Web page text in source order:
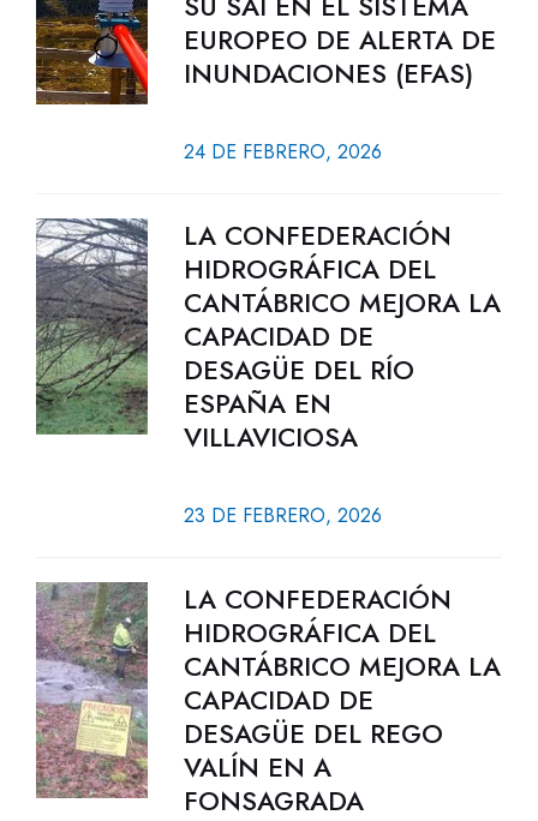
EUROPEO DE ALERTA DE
INUNDACIONES (EFAS)
24 DE FEBRERO, 2026
LA CONFEDERACIÓN
HIDROGRÁFICA DEL
CANTÁBRICO MEJORA LA
CAPACIDAD DE
DESAGÜE DEL RÍO
ESPAÑA EN
VILLAVICIOSA
23 DE FEBRERO, 2026
LA CONFEDERACIÓN
HIDROGRÁFICA DEL
CANTÁBRICO MEJORA LA
CAPACIDAD DE
DESAGÜE DEL REGO
VALÍN EN A
FONSAGRADA